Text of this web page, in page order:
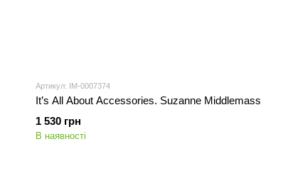
Артикул: IM-0007374
It’s All About Accessories. Suzanne Middlemass
1 530 грн
В наявності